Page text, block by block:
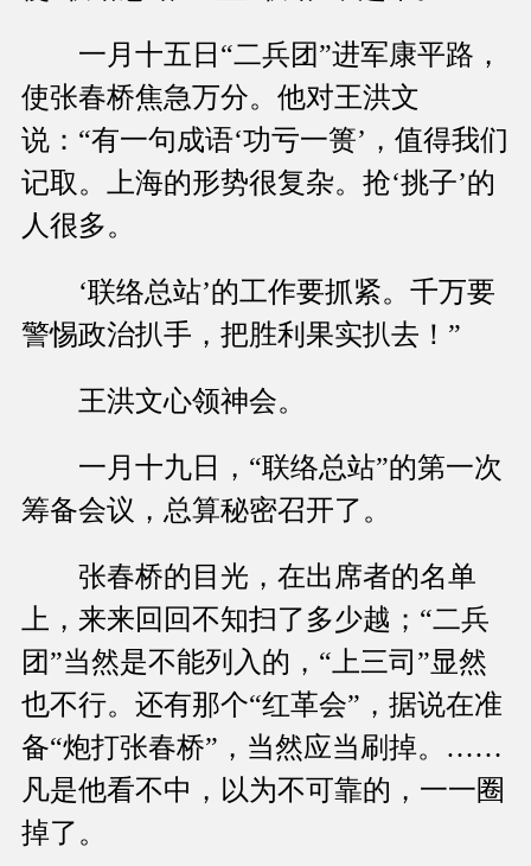
一月十五日“二兵团”进军康平路，
使张春桥焦急万分。他对王洪文
说：“有一句成语‘功亏一篑’，值得我们
记取。上海的形势很复杂。抢‘挑子’的
人很多。
‘联络总站’的工作要抓紧。千万要
警惕政治扒手，把胜利果实扒去！”
王洪文心领神会。
一月十九日，“联络总站”的第一次
筹备会议，总算秘密召开了。
张春桥的目光，在出席者的名单
上，来来回回不知扫了多少越；“二兵
团”当然是不能列入的，“上三司”显然
也不行。还有那个“红革会”，据说在准
备“炮打张春桥”，当然应当刷掉。……
凡是他看不中，以为不可靠的，一一圈
掉了。